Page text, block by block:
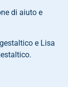
di aiuto e
e Lisa